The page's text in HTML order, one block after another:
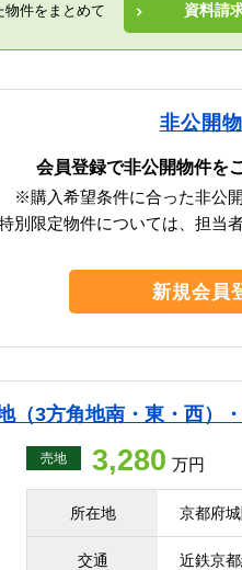
物件をまとめて 資料請
非公開
会員登録で非公開物件を
※購入希望条件に合った非公
別限定物件については、担当
新規会員
（3方角地南・東・西）
売地 3,280 万円
所在地 京都府
交通 近鉄京